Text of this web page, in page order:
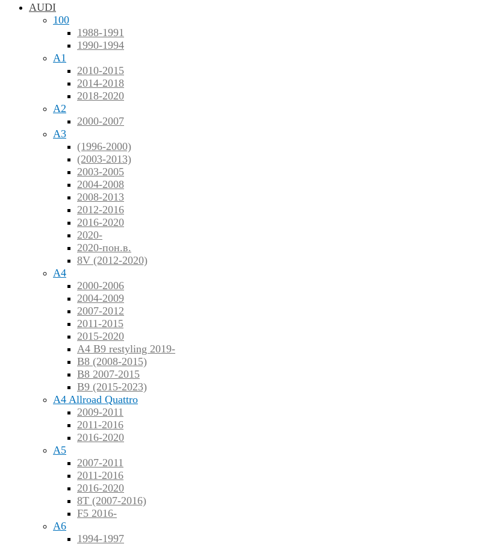
AUDI
100
1988-1991
1990-1994
A1
2010-2015
2014-2018
2018-2020
A2
2000-2007
A3
(1996-2000)
(2003-2013)
2003-2005
2004-2008
2008-2013
2012-2016
2016-2020
2020-
2020-пон.в.
8V (2012-2020)
A4
2000-2006
2004-2009
2007-2012
2011-2015
2015-2020
A4 B9 restyling 2019-
B8 (2008-2015)
B8 2007-2015
B9 (2015-2023)
A4 Allroad Quattro
2009-2011
2011-2016
2016-2020
A5
2007-2011
2011-2016
2016-2020
8T (2007-2016)
F5 2016-
A6
1994-1997